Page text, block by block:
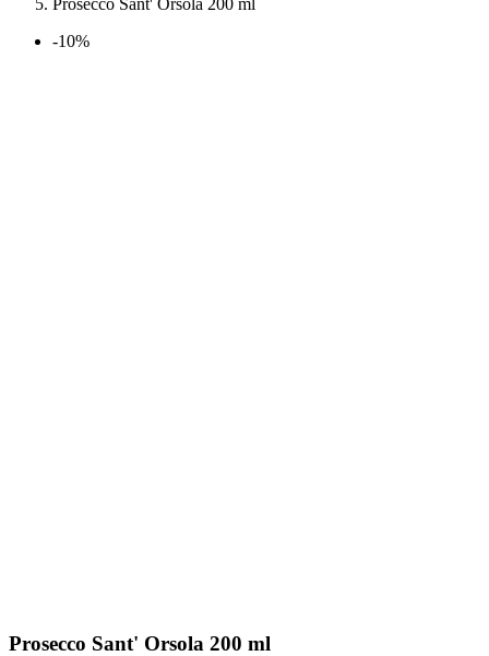
Prosecco Sant' Orsola 200 ml
-10%
Prosecco Sant' Orsola 200 ml